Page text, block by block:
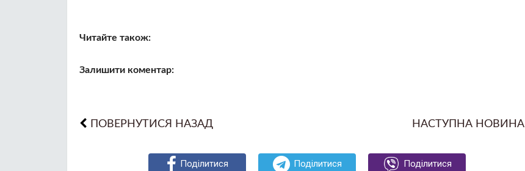
Читайте також:
Залишити коментар:
ПОВЕРНУТИСЯ НАЗАД НАСТУПНА НОВИНА
Поділитися Поділитися Поділитися